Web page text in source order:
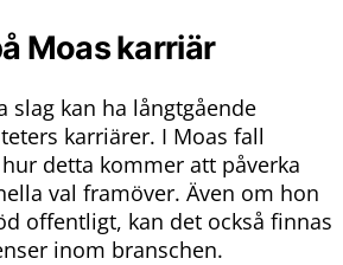
Moas karriär
slag kan ha långtgående
karriärer. I Moas fall
detta kommer att påverka
val framöver. Även om hon
offentligt, kan det också finnas
inom branschen.